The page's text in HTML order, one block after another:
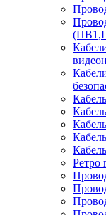
Ретро